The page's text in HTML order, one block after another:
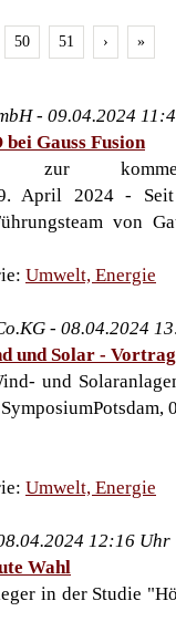
50 51 › »
- 09.04.2024
Gauss Fusion
zur
9. April 2024 -
von
Umwelt, Energie
- 08.04.2024
und Solar - Vortrag
und
Umwelt, Energie
12:16 Uhr
Wahl
in der Studie